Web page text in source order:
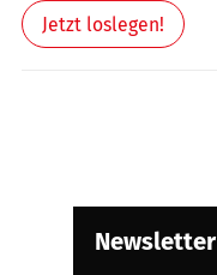
Jetzt loslegen!
Newsletter